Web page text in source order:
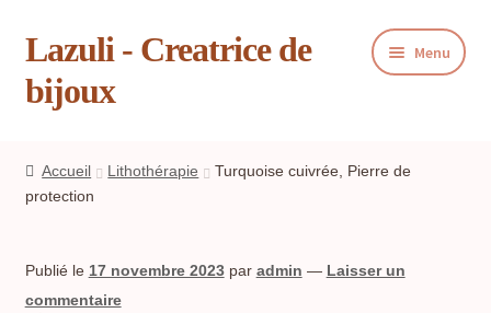
Aller
la
Aller
contenu
Lazuli - Creatrice de
bijoux
Menu
Blog
Présentation
Accueil Lithothérapie
Turquoise cuivrée, Pierre de
protection
Publié le 17 novembre 2023 par admin — Laisser un
commentaire